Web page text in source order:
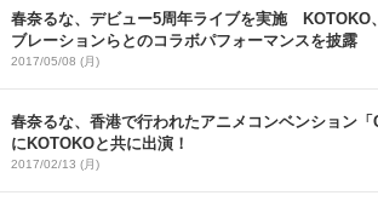
春奈るな、デビュー5周年ライブを実施 KOTOKO
ブレーションらとのコラボパフォーマンスを披露
2017/05/08 (月)
春奈るな、香港で行われたアニメコンベンション
にKOTOKOと共に出演！
2017/02/13 (月)